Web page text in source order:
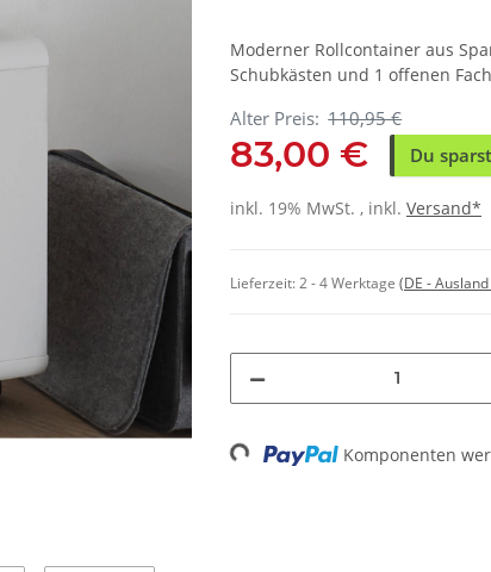
Moderner Rollcontainer aus
Schubkästen und 1 offenen
Alter Preis: 110,95 €
83,00 € Du
inkl. 19% MwSt. , inkl. Versand*
Lieferzeit:2 - 4 Werktage (DE -
Loading... Komponenten